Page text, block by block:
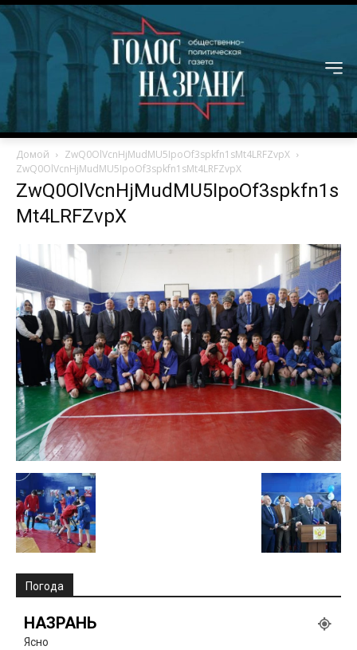
Домой
ZwQ0OlVcnHjMudMU5IpoOf3spkfn1sMt4LRFZvpX
ZwQ0OlVcnHjMudMU5IpoOf3spkfn1sMt4LRFZvpX
ZwQ0OlVcnHjMudMU5IpoOf3spkfn1s
Mt4LRFZvpX
Погода
НАЗРАНЬ
Ясно